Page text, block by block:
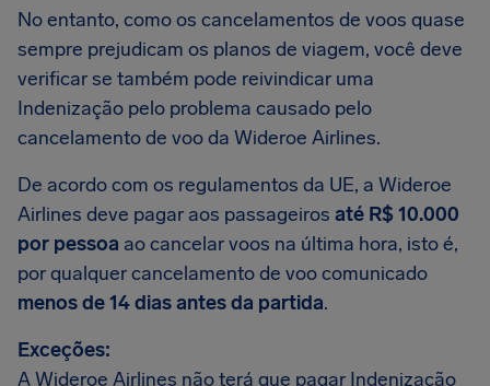
No entanto, como os cancelamentos de voos quase
sempre prejudicam os planos de viagem, você deve
verificar se também pode reivindicar uma
Indenização pelo problema causado pelo
cancelamento de voo da Wideroe Airlines.
De acordo com os regulamentos da UE, a Wideroe
Airlines deve pagar aos passageiros até R$ 10.000
por pessoa ao cancelar voos na última hora, isto é,
por qualquer cancelamento de voo comunicado
menos de 14 dias antes da partida.
Exceções:
A Wideroe Airlines não terá que pagar Indenização